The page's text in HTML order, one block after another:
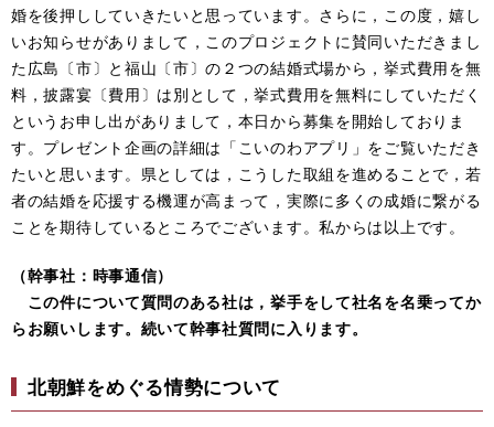
婚を後押ししていきたいと思っています。さらに，この度，嬉し
いお知らせがありまして，このプロジェクトに賛同いただきまし
た広島〔市〕と福山〔市〕の２つの結婚式場から，挙式費用を無
料，披露宴〔費用〕は別として，挙式費用を無料にしていただく
というお申し出がありまして，本日から募集を開始しておりま
す。プレゼント企画の詳細は「こいのわアプリ」をご覧いただき
たいと思います。県としては，こうした取組を進めることで，若
者の結婚を応援する機運が高まって，実際に多くの成婚に繋がる
ことを期待しているところでございます。私からは以上です。
（幹事社：時事通信）
この件について質問のある社は，挙手をして社名を名乗ってか
らお願いします。続いて幹事社質問に入ります。
北朝鮮をめぐる情勢について